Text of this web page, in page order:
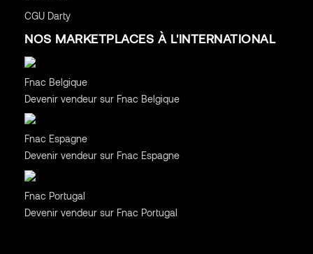
CGUDarty
NOS MARKETPLACES À L'INTERNATIONAL
Fnac Belgique
Devenir vendeur sur Fnac Belgique
Fnac Espagne
Devenir vendeur sur Fnac Espagne
Fnac Portugal
Devenir vendeur sur Fnac Portugal